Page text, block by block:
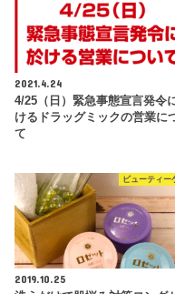
2021.4.24
4/25（日）緊急事態宣言発令
けるドラッグミックの営業に
て
ビューティー
2019.10.25